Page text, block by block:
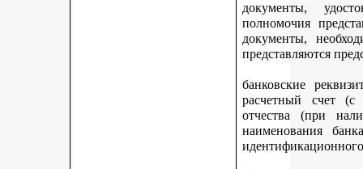
документы,
полномочия
документы,
представляются
банковские
расчетный счет (с
отчества (при
наименования